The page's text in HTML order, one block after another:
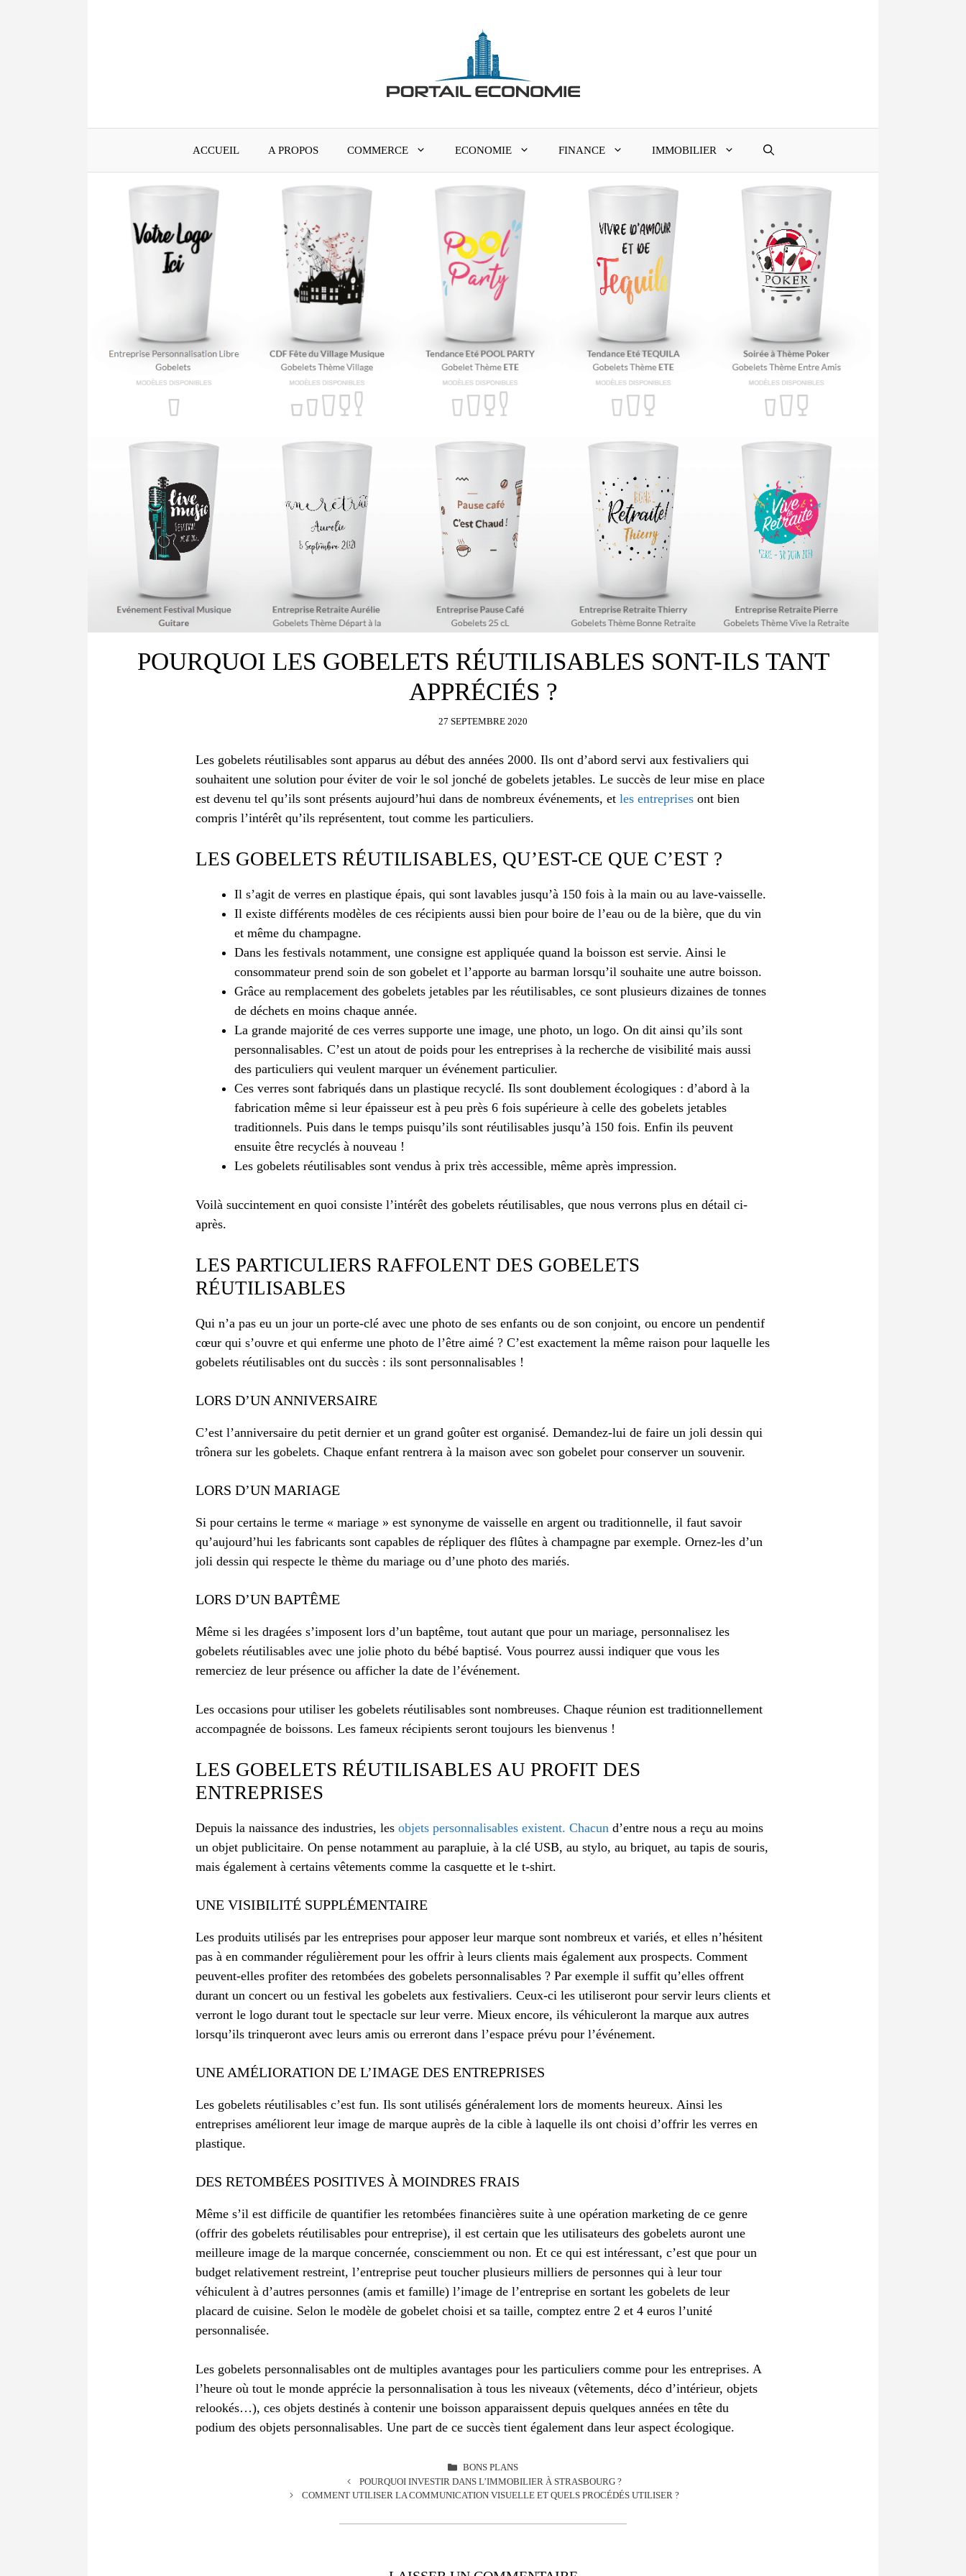
ACCUEIL A PROPOS COMMERCE ECONOMIE FINANCE IMMOBILIER
POURQUOI LES GOBELETS RÉUTILISABLES SONT-ILS TANT
APPRÉCIÉS ?
27 SEPTEMBRE 2020
Les gobelets réutilisables sont apparus au début des années 2000. Ils ont d’abord servi aux festivaliers qui
souhaitent une solution pour éviter de voir le sol jonché de gobelets jetables. Le succès de leur mise en place
est devenu tel qu’ils sont présents aujourd’hui dans de nombreux événements, et les entreprises ont bien
compris l’intérêt qu’ils représentent, tout comme les particuliers.
LES GOBELETS RÉUTILISABLES, QU’EST-CE QUE C’EST ?
Il s’agit de verres en plastique épais, qui sont lavables jusqu’à 150 fois à la main ou au lave-vaisselle.
Il existe différents modèles de ces récipients aussi bien pour boire de l’eau ou de la bière, que du vin
et même du champagne.
Dans les festivals notamment, une consigne est appliquée quand la boisson est servie. Ainsi le
consommateur prend soin de son gobelet et l’apporte au barman lorsqu’il souhaite une autre boisson.
Grâce au remplacement des gobelets jetables par les réutilisables, ce sont plusieurs dizaines de tonnes
de déchets en moins chaque année.
La grande majorité de ces verres supporte une image, une photo, un logo. On dit ainsi qu’ils sont
personnalisables. C’est un atout de poids pour les entreprises à la recherche de visibilité mais aussi
des particuliers qui veulent marquer un événement particulier.
Ces verres sont fabriqués dans un plastique recyclé. Ils sont doublement écologiques : d’abord à la
fabrication même si leur épaisseur est à peu près 6 fois supérieure à celle des gobelets jetables
traditionnels. Puis dans le temps puisqu’ils sont réutilisables jusqu’à 150 fois. Enfin ils peuvent
ensuite être recyclés à nouveau !
Les gobelets réutilisables sont vendus à prix très accessible, même après impression.
Voilà succintement en quoi consiste l’intérêt des gobelets réutilisables, que nous verrons plus en détail ci-
après.
LES PARTICULIERS RAFFOLENT DES GOBELETS
RÉUTILISABLES
Qui n’a pas eu un jour un porte-clé avec une photo de ses enfants ou de son conjoint, ou encore un pendentif
cœur qui s’ouvre et qui enferme une photo de l’être aimé ? C’est exactement la même raison pour laquelle les
gobelets réutilisables ont du succès : ils sont personnalisables !
LORS D’UN ANNIVERSAIRE
C’est l’anniversaire du petit dernier et un grand goûter est organisé. Demandez-lui de faire un joli dessin qui
trônera sur les gobelets. Chaque enfant rentrera à la maison avec son gobelet pour conserver un souvenir.
LORS D’UN MARIAGE
Si pour certains le terme « mariage » est synonyme de vaisselle en argent ou traditionnelle, il faut savoir
qu’aujourd’hui les fabricants sont capables de répliquer des flûtes à champagne par exemple. Ornez-les d’un
joli dessin qui respecte le thème du mariage ou d’une photo des mariés.
LORS D’UN BAPTÊME
Même si les dragées s’imposent lors d’un baptême, tout autant que pour un mariage, personnalisez les
gobelets réutilisables avec une jolie photo du bébé baptisé. Vous pourrez aussi indiquer que vous les
remerciez de leur présence ou afficher la date de l’événement.
Les occasions pour utiliser les gobelets réutilisables sont nombreuses. Chaque réunion est traditionnellement
accompagnée de boissons. Les fameux récipients seront toujours les bienvenus !
LES GOBELETS RÉUTILISABLES AU PROFIT DES
ENTREPRISES
Depuis la naissance des industries, les objets personnalisables existent. Chacun d’entre nous a reçu au moins
un objet publicitaire. On pense notamment au parapluie, à la clé USB, au stylo, au briquet, au tapis de souris,
mais également à certains vêtements comme la casquette et le t-shirt.
UNE VISIBILITÉ SUPPLÉMENTAIRE
Les produits utilisés par les entreprises pour apposer leur marque sont nombreux et variés, et elles n’hésitent
pas à en commander régulièrement pour les offrir à leurs clients mais également aux prospects. Comment
peuvent-elles profiter des retombées des gobelets personnalisables ? Par exemple il suffit qu’elles offrent
durant un concert ou un festival les gobelets aux festivaliers. Ceux-ci les utiliseront pour servir leurs clients et
verront le logo durant tout le spectacle sur leur verre. Mieux encore, ils véhiculeront la marque aux autres
lorsqu’ils trinqueront avec leurs amis ou erreront dans l’espace prévu pour l’événement.
UNE AMÉLIORATION DE L’IMAGE DES ENTREPRISES
Les gobelets réutilisables c’est fun. Ils sont utilisés généralement lors de moments heureux. Ainsi les
entreprises améliorent leur image de marque auprès de la cible à laquelle ils ont choisi d’offrir les verres en
plastique.
DES RETOMBÉES POSITIVES À MOINDRES FRAIS
Même s’il est difficile de quantifier les retombées financières suite à une opération marketing de ce genre
(offrir des gobelets réutilisables pour entreprise), il est certain que les utilisateurs des gobelets auront une
meilleure image de la marque concernée, consciemment ou non. Et ce qui est intéressant, c’est que pour un
budget relativement restreint, l’entreprise peut toucher plusieurs milliers de personnes qui à leur tour
véhiculent à d’autres personnes (amis et famille) l’image de l’entreprise en sortant les gobelets de leur
placard de cuisine. Selon le modèle de gobelet choisi et sa taille, comptez entre 2 et 4 euros l’unité
personnalisée.
Les gobelets personnalisables ont de multiples avantages pour les particuliers comme pour les entreprises. A
l’heure où tout le monde apprécie la personnalisation à tous les niveaux (vêtements, déco d’intérieur, objets
relookés…), ces objets destinés à contenir une boisson apparaissent depuis quelques années en tête du
podium des objets personnalisables. Une part de ce succès tient également dans leur aspect écologique.
CATÉGORIES
BONS PLANS
POURQUOI INVESTIR DANS L’IMMOBILIER À STRASBOURG ?
COMMENT UTILISER LA COMMUNICATION VISUELLE ET QUELS PROCÉDÉS UTILISER ?